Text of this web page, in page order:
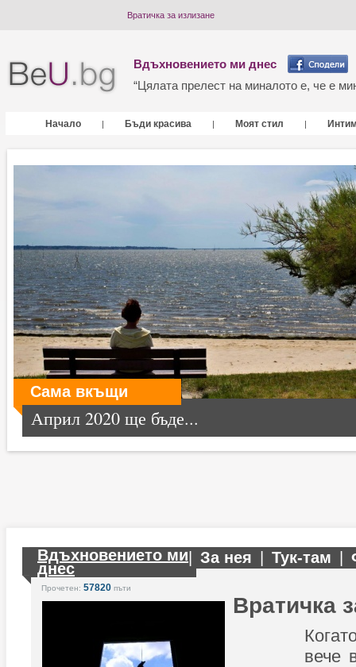
Вратичка за излизане
Вдъхновението ми днес
“Цялата прелест на миналото е, че е
Начало | Бъди красива | Моят стил |
Сама вкъщи
Април 2020 ще бъде...
Вдъхновението ми
днес
За нея Тук-там
Прочетен: 57820 пъти
Вратичка
вече